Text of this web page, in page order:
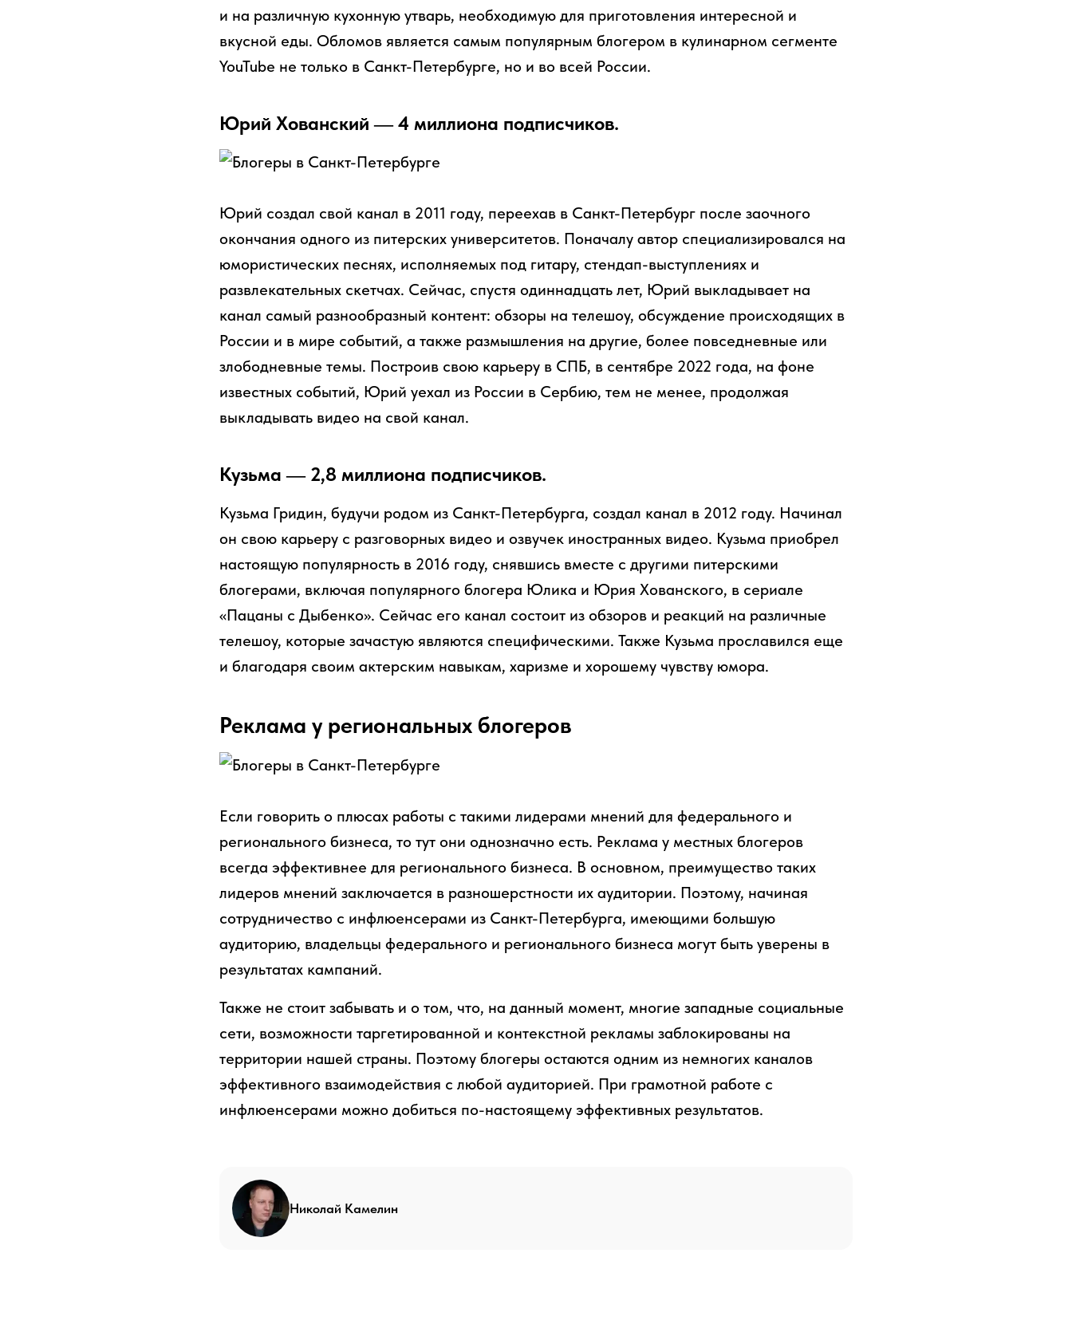
и на различную кухонную утварь, необходимую для приготовления интересной и
вкусной еды. Обломов является самым популярным блогером в кулинарном сегменте
YouTube не только в Санкт-Петербурге, но и во всей России.
Юрий Хованский — 4 миллиона подписчиков.
Юрий создал свой канал в 2011 году, переехав в Санкт-Петербург после заочного
окончания одного из питерских университетов. Поначалу автор специализировался на
юмористических песнях, исполняемых под гитару, стендап-выступлениях и
развлекательных скетчах. Сейчас, спустя одиннадцать лет, Юрий выкладывает на
канал самый разнообразный контент: обзоры на телешоу, обсуждение происходящих в
России и в мире событий, а также размышления на другие, более повседневные или
злободневные темы. Построив свою карьеру в СПБ, в сентябре 2022 года, на фоне
известных событий, Юрий уехал из России в Сербию, тем не менее, продолжая
выкладывать видео на свой канал.
Кузьма — 2,8 миллиона подписчиков.
Кузьма Гридин, будучи родом из Санкт-Петербурга, создал канал в 2012 году. Начинал
он свою карьеру с разговорных видео и озвучек иностранных видео. Кузьма приобрел
настоящую популярность в 2016 году, снявшись вместе с другими питерскими
блогерами, включая популярного блогера Юлика и Юрия Хованского, в сериале
«Пацаны с Дыбенко». Сейчас его канал состоит из обзоров и реакций на различные
телешоу, которые зачастую являются специфическими. Также Кузьма прославился еще
и благодаря своим актерским навыкам, харизме и хорошему чувству юмора.
Реклама у региональных блогеров
Если говорить о плюсах работы с такими лидерами мнений для федерального и
регионального бизнеса, то тут они однозначно есть. Реклама у местных блогеров
всегда эффективнее для регионального бизнеса. В основном, преимущество таких
лидеров мнений заключается в разношерстности их аудитории. Поэтому, начиная
сотрудничество с инфлюенсерами из Санкт-Петербурга, имеющими большую
аудиторию, владельцы федерального и регионального бизнеса могут быть уверены в
результатах кампаний.
Также не стоит забывать и о том, что, на данный момент, многие западные социальные
сети, возможности таргетированной и контекстной рекламы заблокированы на
территории нашей страны. Поэтому блогеры остаются одним из немногих каналов
эффективного взаимодействия с любой аудиторией. При грамотной работе с
инфлюенсерами можно добиться по-настоящему эффективных результатов.
Николай Камелин